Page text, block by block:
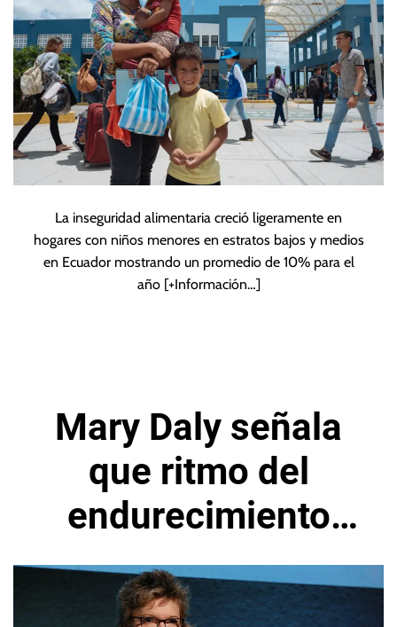
La inseguridad alimentaria creció ligeramente en
hogares con niños menores en estratos bajos y medios
en Ecuador mostrando un promedio de 10% para el
año [+Información…]
Mary Daly señala
que ritmo del
endurecimiento
dependerá de los
datos